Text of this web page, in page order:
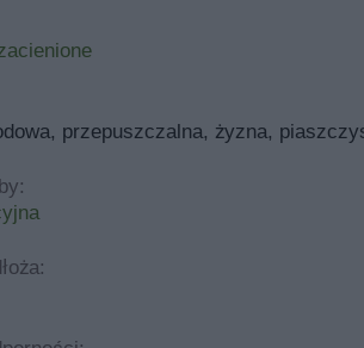
przepuszczalna, żyzna,